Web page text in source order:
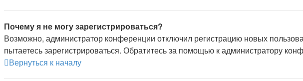
Почему я не могу зарегистрироваться?
Возможно, администратор конференции отключил регистрацию новых
пытаетесь зарегистрироваться. Обратитесь за помощью к администратору
Вернуться к началу